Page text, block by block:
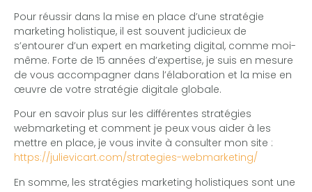
Pour réussir dans la mise en place d’une stratégie
marketing holistique, il est souvent judicieux de
s’entourer d’un expert en marketing digital, comme moi-
même. Forte de 15 années d’expertise, je suis en mesure
de vous accompagner dans l’élaboration et la mise en
œuvre de votre stratégie digitale globale.
Pour en savoir plus sur les différentes stratégies
webmarketing et comment je peux vous aider à les
mettre en place, je vous invite à consulter mon site :
https://julievicart.com/strategies-webmarketing/
En somme, les stratégies marketing holistiques sont une